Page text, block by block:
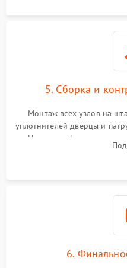
5. Сборка и
Монтаж всех узлов на
уплотнителей дверцы и
Надежная фиксация
сборка корпуса и
6.